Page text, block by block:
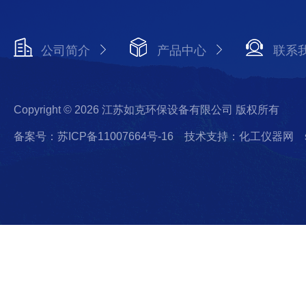
公司简介 产品中心 联系
Copyright © 2026 江苏如克环保设备有限公司 版权所有
备案号：苏ICP备11007664号-16 技术支持：化工仪器网